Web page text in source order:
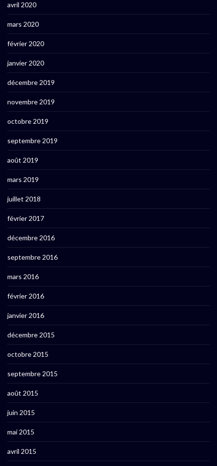
avril 2020
mars 2020
février 2020
janvier 2020
décembre 2019
novembre 2019
octobre 2019
septembre 2019
août 2019
mars 2019
juillet 2018
février 2017
décembre 2016
septembre 2016
mars 2016
février 2016
janvier 2016
décembre 2015
octobre 2015
septembre 2015
août 2015
juin 2015
mai 2015
avril 2015